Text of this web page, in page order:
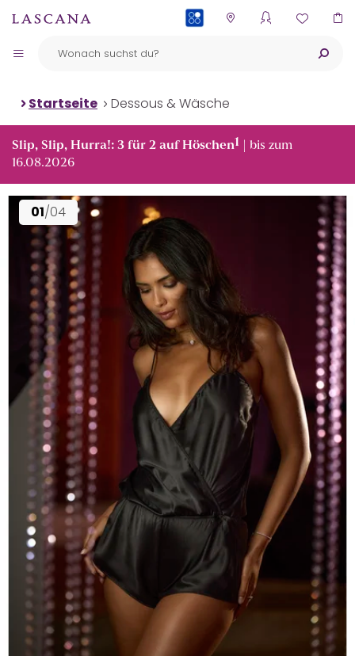
Startseite Dessous & Wäsche
Slip, Slip, Hurra!: 3 für 2 auf Höschen1 | bis zum
16.08.2026
01/04